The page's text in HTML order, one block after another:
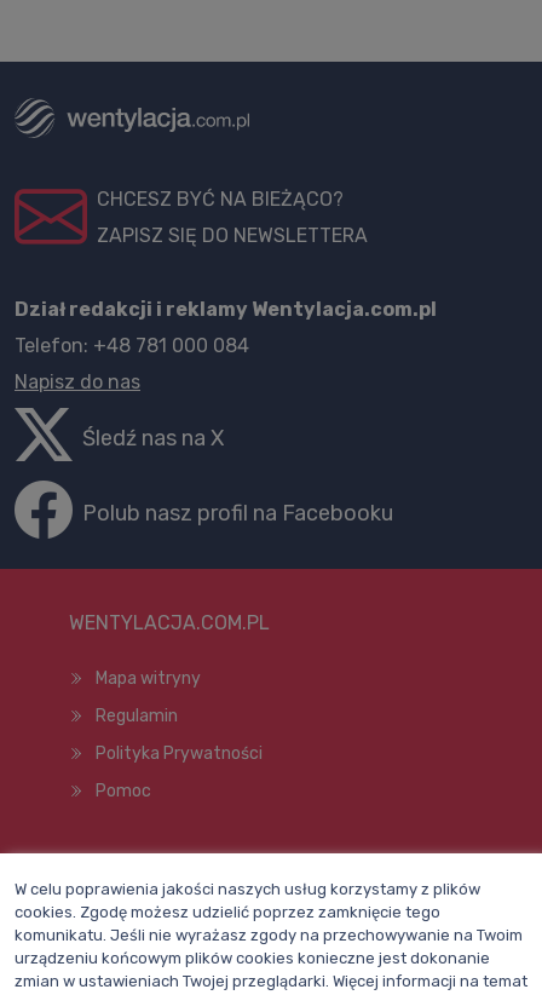
CHCESZ BYĆ NA BIEŻĄCO?
ZAPISZ SIĘ DO NEWSLETTERA
Dział redakcji i reklamy Wentylacja.com.pl
Telefon: +48 781 000 084
Napisz do nas
Śledź nas na X
Polub nasz profil na Facebooku
WENTYLACJA.COM.PL
Mapa witryny
Regulamin
Polityka Prywatności
Pomoc
W celu poprawienia jakości naszych usług korzystamy z plików
cookies. Zgodę możesz udzielić poprzez zamknięcie tego
komunikatu. Jeśli nie wyrażasz zgody na przechowywanie na Twoim
urządzeniu końcowym plików cookies konieczne jest dokonanie
zmian w ustawieniach Twojej przeglądarki. Więcej informacji na temat